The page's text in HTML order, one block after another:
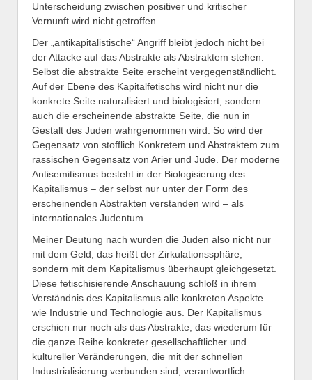
Unterscheidung zwischen positiver und kritischer
Vernunft wird nicht getroffen.
Der „antikapitalistische“ Angriff bleibt jedoch nicht bei
der Attacke auf das Abstrakte als Abstraktem stehen.
Selbst die abstrakte Seite erscheint vergegenständlicht.
Auf der Ebene des Kapitalfetischs wird nicht nur die
konkrete Seite naturalisiert und biologisiert, sondern
auch die erscheinende abstrakte Seite, die nun in
Gestalt des Juden wahrgenommen wird. So wird der
Gegensatz von stofflich Konkretem und Abstraktem zum
rassischen Gegensatz von Arier und Jude. Der moderne
Antisemitismus besteht in der Biologisierung des
Kapitalismus – der selbst nur unter der Form des
erscheinenden Abstrakten verstanden wird – als
internationales Judentum.
Meiner Deutung nach wurden die Juden also nicht nur
mit dem Geld, das heißt der Zirkulationssphäre,
sondern mit dem Kapitalismus überhaupt gleichgesetzt.
Diese fetischisierende Anschauung schloß in ihrem
Verständnis des Kapitalismus alle konkreten Aspekte
wie Industrie und Technologie aus. Der Kapitalismus
erschien nur noch als das Abstrakte, das wiederum für
die ganze Reihe konkreter gesellschaftlicher und
kultureller Veränderungen, die mit der schnellen
Industrialisierung verbunden sind, verantwortlich